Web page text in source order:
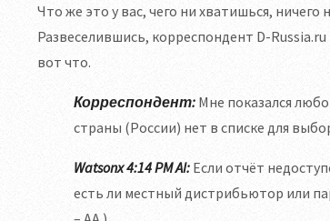
Что же это у вас, чего ни хватишься, ничего
Развеселившись, корреспондент D-
вот что.
Корреспондент: Мне показался
страны (России) нет в списке для
Watsonx 4:14 PM AI: Если отчёт
есть ли местный дистрибьютор или